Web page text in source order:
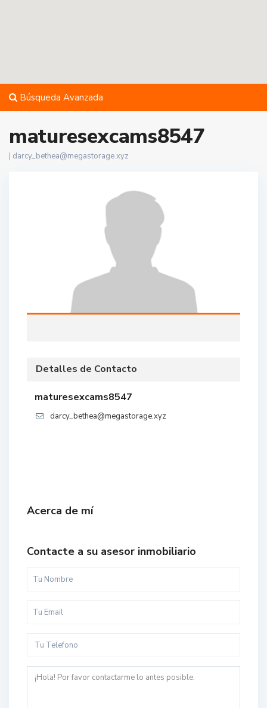
Búsqueda Avanzada
maturesexcams8547
darcy_bethea@megastorage.xyz
Detalles de Contacto
maturesexcams8547
darcy_bethea@megastorage.xyz
Acerca de mí
Contacte a su asesor inmobiliario